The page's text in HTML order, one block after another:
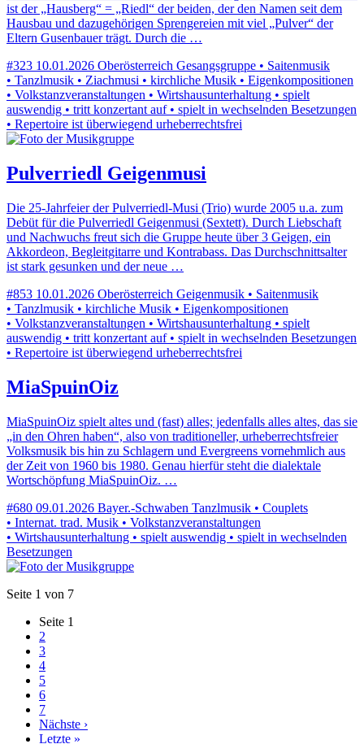
ist der „Hausberg“ = „Riedl“ der beiden, der den Namen seit dem
Hausbau und dazugehörigen Sprengereien mit viel „Pulver“ der
Eltern Gusenbauer trägt. Durch die …
#323 10.01.2026 Oberösterreich Gesangsgruppe • Saitenmusik
• Tanzlmusik • Ziachmusi • kirchliche Musik • Eigenkompositionen
• Volkstanzveranstaltungen • Wirtshausunterhaltung • spielt
auswendig • tritt konzertant auf • spielt in wechselnden Besetzungen
• Repertoire ist überwiegend urheberrechtsfrei
Pulverriedl Geigenmusi
Die 25-Jahrfeier der Pulverriedl-Musi (Trio) wurde 2005 u.a. zum
Debüt für die Pulverriedl Geigenmusi (Sextett). Durch Liebschaft
und Nachwuchs freut sich die Gruppe heute über 3 Geigen, ein
Akkordeon, Begleitgitarre und Kontrabass. Das Durchschnittsalter
ist stark gesunken und der neue …
#853 10.01.2026 Oberösterreich Geigenmusik • Saitenmusik
• Tanzlmusik • kirchliche Musik • Eigenkompositionen
• Volkstanzveranstaltungen • Wirtshausunterhaltung • spielt
auswendig • tritt konzertant auf • spielt in wechselnden Besetzungen
• Repertoire ist überwiegend urheberrechtsfrei
MiaSpuinOiz
MiaSpuinOiz spielt altes und (fast) alles; jedenfalls alles altes, das sie
„in den Ohren haben“, also von traditioneller, urheberrechtsfreier
Volksmusik bis hin zu Schlagern und Evergreens vornehmlich aus
der Zeit von 1960 bis 1980. Genau hierfür steht die dialektale
Wortschöpfung MiaSpuinOiz. …
#680 09.01.2026 Bayer.-Schwaben Tanzlmusik • Couplets
• Internat. trad. Musik • Volkstanzveranstaltungen
• Wirtshausunterhaltung • spielt auswendig • spielt in wechselnden
Besetzungen
Seite 1 von 7
Seite 1
2
3
4
5
6
7
Nächste ›
Letzte »